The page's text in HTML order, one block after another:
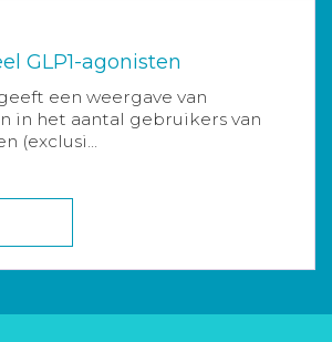
GLP1-agonisten
een weergave van
in het aantal gebruikers van
(exclusi...